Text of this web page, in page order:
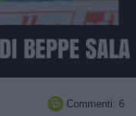
 Commenti: 6